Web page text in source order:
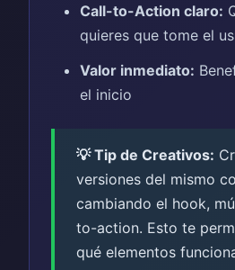
Call-to-Action claro:
quieres que tome el
Valor inmediato:
el inicio
💡 Tip de Creativos:
versiones del mismo
cambiando el hook,
to-action. Esto te
qué elementos